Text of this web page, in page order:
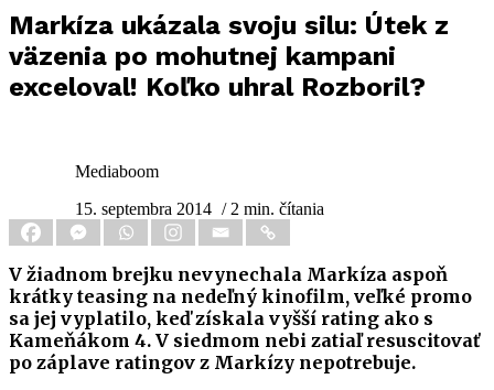
Markíza ukázala svoju silu: Útek z
väzenia po mohutnej kampani
exceloval! Koľko uhral Rozboril?
Mediaboom
15. septembra 2014 / 2 min. čítania
V žiadnom brejku nevynechala Markíza aspoň
krátky teasing na nedeľný kinofilm, veľké promo
sa jej vyplatilo, keď získala vyšší rating ako s
Kameňákom 4. V siedmom nebi zatiaľ resuscitovať
po záplave ratingov z Markízy nepotrebuje.